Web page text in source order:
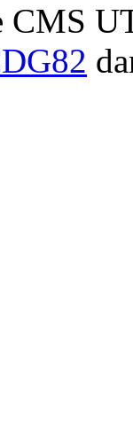
CMS